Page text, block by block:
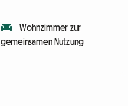
Wohnzimmer zur
gemeinsamen Nutzung